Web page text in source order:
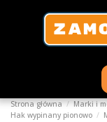
Strona główna Marki i
Hak wypinany pionowo